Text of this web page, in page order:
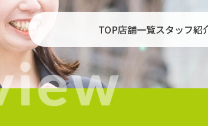
TOP店舗一覧スタッフ紹